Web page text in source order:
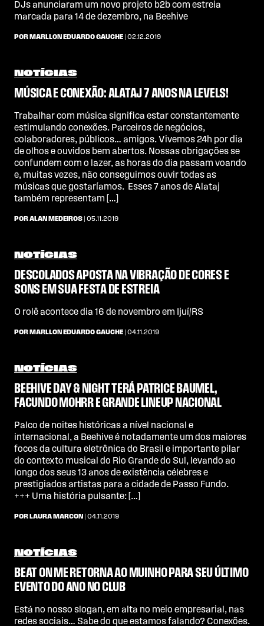
DJs anunciaram um novo projeto b2b com estreia
marcada para 14 de dezembro, na Beehive
POR MARLLON EDUARDO GAUCHE | 02.12.2019
NOTÍCIAS
MÚSICA E CONEXÃO: ALATAJ 7 ANOS NA LEVELS!
Trabalhar com música significa estar constantemente
estimulando conexões. Parceiros de negócios,
colaboradores, públicos… amigos. Vivemos 24h por dia
de olhos e ouvidos bem abertos. Nossas obrigações se
confundem com o lazer, as horas do dia passam voando
e, muitas vezes, não conseguimos ouvir todas as
músicas que gostaríamos. Esses 7 anos de Alataj
também representam […]
POR ALAN MEDEIROS | 05.11.2019
NOTÍCIAS
DESCOLADOS APOSTA NA VIBRAÇÃO DE CORES E
SONS EM SUA FESTA DE ESTREIA
O rolê acontece dia 16 de novembro em Ijuí/RS
POR MARLLON EDUARDO GAUCHE | 04.11.2019
NOTÍCIAS
BEEHIVE DAY & NIGHT TERÁ PATRICE BAUMEL,
FACUNDO MOHRR E GRANDE LINEUP NACIONAL
Palco de noites históricas a nível nacional e
internacional, a Beehive é notadamente um dos maiores
focos da cultura eletrônica do Brasil e importante pilar
do contexto musical do Rio Grande do Sul, levando ao
longo dos seus 13 anos de existência célebres e
prestigiados artistas para a cidade de Passo Fundo.
+++ Uma história pulsante: […]
POR LAURA MARCON | 04.11.2019
NOTÍCIAS
BEAT ON ME RETORNA AO MUINHO PARA SEU ÚLTIMO
EVENTO DO ANO NO CLUB
Está no nosso slogan, em alta no meio empresarial, nas
redes sociais… Sabe do que estamos falando? Conexões.